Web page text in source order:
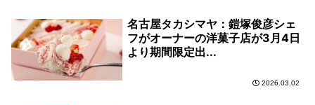
名古屋タカシマヤ：鎧塚俊彦シェ
フがオーナーの洋菓子店が3月4日
より期間限定出...
2026.03.02